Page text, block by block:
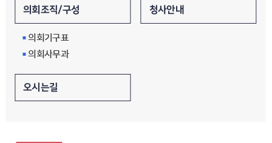
의회조직/구성
의회기구표
의회사무과
청사안내
오시는길